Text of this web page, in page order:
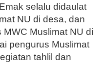
selalu didaulat
NU di desa, dan
Muslimat NU di
pengurus Muslimat
tahlil dan